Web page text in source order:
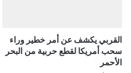
القربي يكشف عن أمر خطير وراء
سحب أمريكا لقطع حربية من البحر
الأحمر